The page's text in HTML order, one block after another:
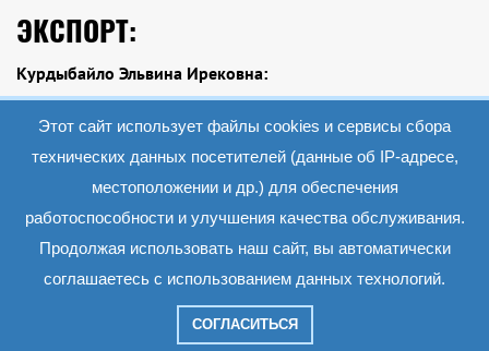
ЭКСПОРТ:
Курдыбайло Эльвина Ирековна:
тел.: Тел.: +7 (8553)-425-095 доб. 120-084
E-mail: kurdybailoei@tcnp.ru
2019 АО «Экопэт»
числе дизайн). Запрещается копирование, распространение (в том числе путем
использование информации и объектов без предварительного согласия
Этот сайт использует файлы cookies и сервисы сбора
технических данных посетителей (данные об IP-адресе,
местоположении и др.) для обеспечения
работоспособности и улучшения качества обслуживания.
Продолжая использовать наш сайт, вы автоматически
соглашаетесь с использованием данных технологий.
СОГЛАСИТЬСЯ